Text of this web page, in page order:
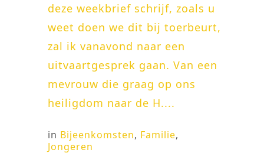
deze weekbrief schrijf, zoals u
weet doen we dit bij toerbeurt,
zal ik vanavond naar een
uitvaartgesprek gaan. Van een
mevrouw die graag op ons
heiligdom naar de H....
in Bijeenkomsten, Familie,
Jongeren